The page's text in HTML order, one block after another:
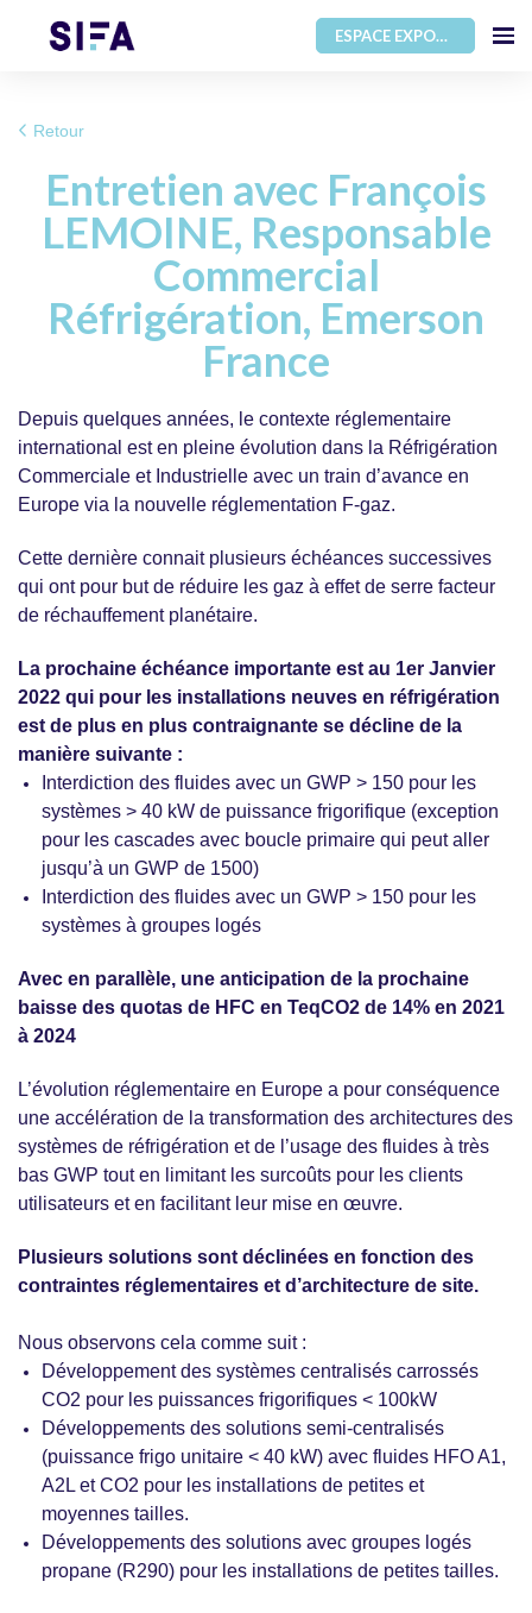
ESPACE EXPOSANT
Retour
Entretien avec François
LEMOINE, Responsable
Commercial
Réfrigération, Emerson
France
Depuis quelques années, le contexte réglementaire
international est en pleine évolution dans la Réfrigération
Commerciale et Industrielle avec un train d’avance en
Europe via la nouvelle réglementation F-gaz.
Cette dernière connait plusieurs échéances successives
qui ont pour but de réduire les gaz à effet de serre facteur
de réchauffement planétaire.
La prochaine échéance importante est au 1er Janvier
2022 qui pour les installations neuves en réfrigération
est de plus en plus contraignante se décline de la
manière suivante :
Interdiction des fluides avec un GWP > 150 pour les
systèmes > 40 kW de puissance frigorifique (exception
pour les cascades avec boucle primaire qui peut aller
jusqu’à un GWP de 1500)
Interdiction des fluides avec un GWP > 150 pour les
systèmes à groupes logés
Avec en parallèle, une anticipation de la prochaine
baisse des quotas de HFC en TeqCO2 de 14% en 2021
à 2024
L’évolution réglementaire en Europe a pour conséquence
une accélération de la transformation des architectures des
systèmes de réfrigération et de l’usage des fluides à très
bas GWP tout en limitant les surcoûts pour les clients
utilisateurs et en facilitant leur mise en œuvre.
Plusieurs solutions sont déclinées en fonction des
contraintes réglementaires et d’architecture de site.
Nous observons cela comme suit :
Développement des systèmes centralisés carrossés
CO2 pour les puissances frigorifiques < 100kW
Développements des solutions semi-centralisés
(puissance frigo unitaire < 40 kW) avec fluides HFO A1,
A2L et CO2 pour les installations de petites et
moyennes tailles.
Développements des solutions avec groupes logés
propane (R290) pour les installations de petites tailles.